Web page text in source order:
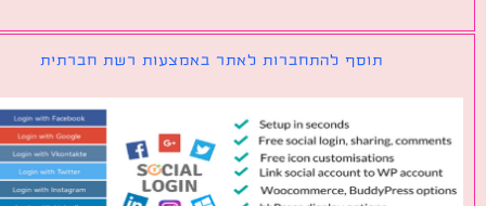
תוסף להתחברות לאתר באמצעות רשת חברתית